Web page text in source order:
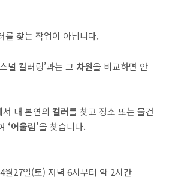
를 찾는 작업이 아닙니다.
널 컬러링’과는 그 차원을 비교하면 안
내 본연의 컬러를 찾고 장소 또는 물건
‘어울림’을 찾습니다.
월27일(토) 저녁 6시부터 약 2시간